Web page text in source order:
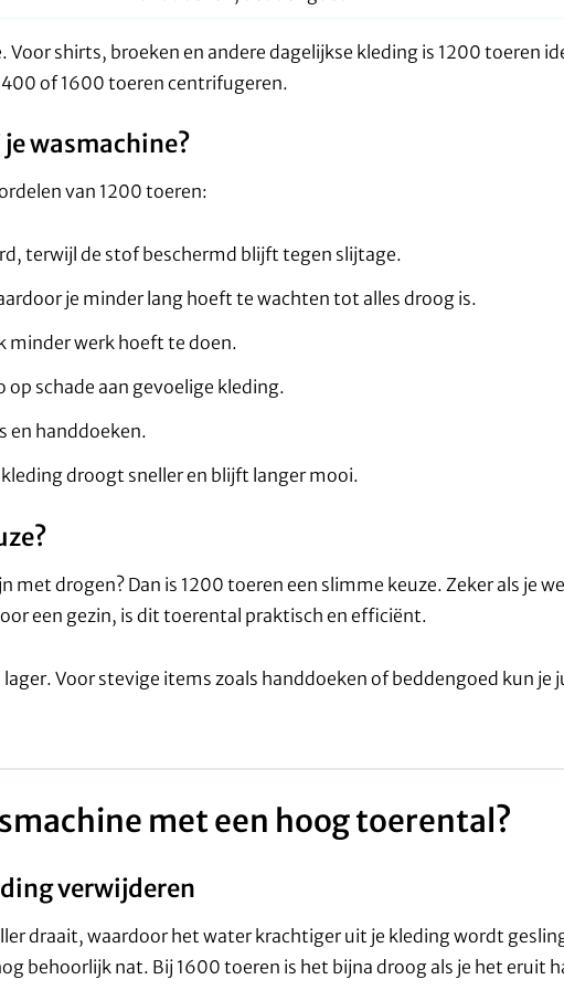
shirts, broeken en andere dagelijkse kleding is 1200 toeren
of 1600 toeren centrifugeren.
wasmachine?
van 1200 toeren:
terwijl de stof beschermd blijft tegen slijtage.
je minder lang hoeft te wachten tot alles droog is.
minder werk hoeft te doen.
schade aan gevoelige kleding.
en handdoeken.
droogt sneller en blijft langer mooi.
met drogen? Dan is 1200 toeren een slimme keuze. Zeker als je
een gezin, is dit toerental praktisch en efficiënt.
Voor stevige items zoals handdoeken of beddengoed kun je
met een hoog toerental?
verwijderen
draait, waardoor het water krachtiger uit je kleding wordt
behoorlijk nat. Bij 1600 toeren is het bijna droog als je het eruit